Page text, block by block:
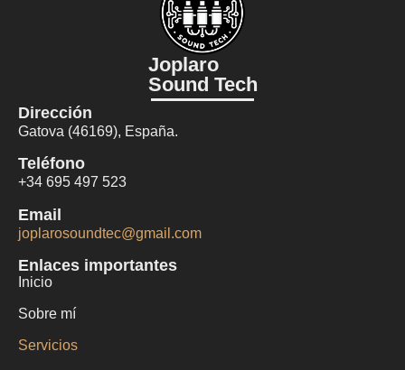
Joplaro
Sound Tech
Dirección
Gatova (46169), España.
Teléfono
+34 695 497 523
Email
joplarosoundtec@gmail.com
Enlaces importantes
Inicio
Sobre mí
Servicios